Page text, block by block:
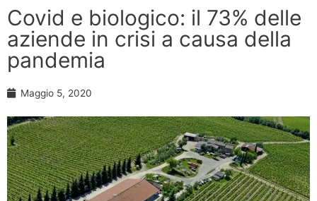
Covid e biologico: il 73% delle
aziende in crisi a causa della
pandemia
Maggio 5, 2020